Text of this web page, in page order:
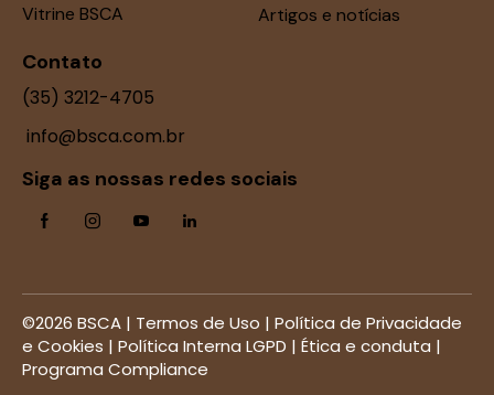
Vitrine BSCA
Artigos e notícias
Contato
(35) 3212-4705
info@bsca.com.br
Siga as nossas redes sociais
©2026 BSCA | Termos de Uso | Política de Privacidade
e Cookies | Política Interna LGPD | Ética e conduta |
Programa Compliance